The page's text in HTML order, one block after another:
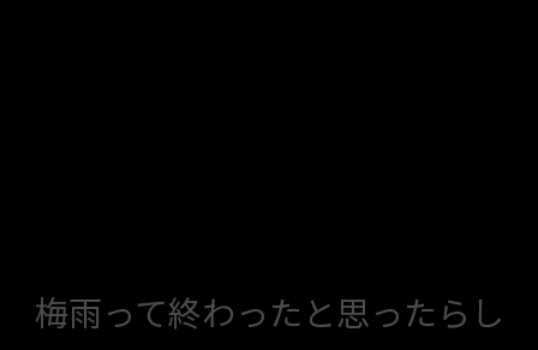
梅雨って終わったと思ったらし